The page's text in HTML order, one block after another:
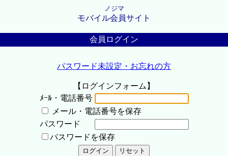
ノジマ
モバイル会員サイト
会員ログイン
パスワード未設定・お忘れの方
【ログインフォーム】
ﾒｰﾙ・電話番号
メール・電話番号を保存
パスワード
パスワードを保存